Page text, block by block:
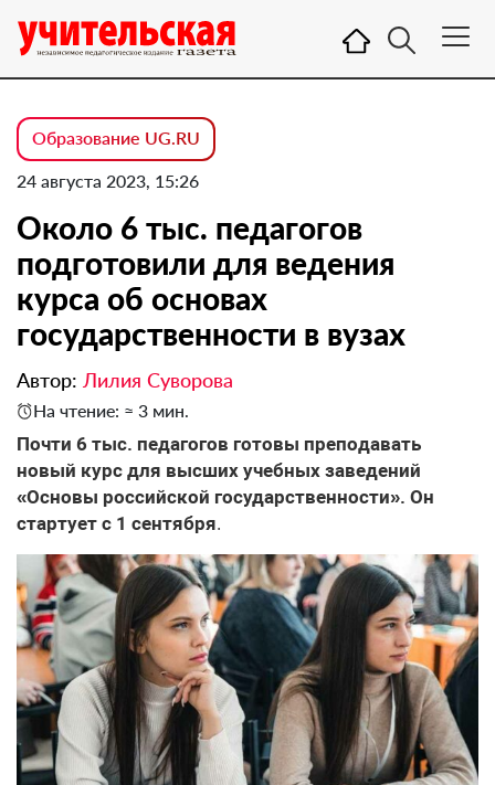
Образование UG.RU
24 августа 2023, 15:26
Около 6 тыс. педагогов
подготовили для ведения
курса об основах
государственности в вузах
Автор: Лилия Суворова
На чтение: ≈ 3 мин.
Почти 6 тыс. педагогов готовы преподавать
новый курс для высших учебных заведений
«Основы российской государственности». Он
стартует с 1 сентября.